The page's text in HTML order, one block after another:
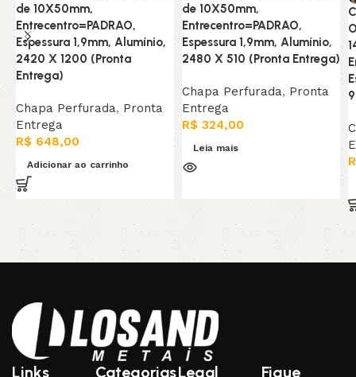
de 10X50mm,
Entrecentro=PADRAO,
Espessura 1,9mm, Alumínio,
2420 X 1200 (Pronta
Entrega)
Chapa Perfurada, Pronta
Entrega
R$ 648,00
Adicionar ao carrinho
de 10X50mm,
Entrecentro=PADRAO,
Espessura 1,9mm, Alumínio,
2480 X 510 (Pronta Entrega)
Chapa Perfurada, Pronta
Entrega
R$ 324,00
Leia mais
Links CategoriasLegal Fique